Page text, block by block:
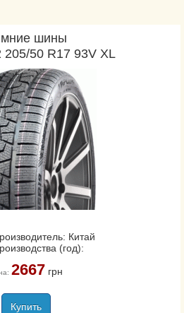
шины
205/50 R17 93V XL
Китай
(год):
2667грн
Купить